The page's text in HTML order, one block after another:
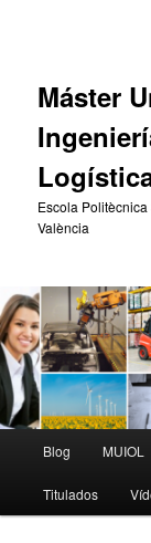
Máster
Escola
València
principal
Blog MUIOL
Titulados